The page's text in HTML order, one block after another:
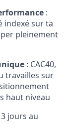
:
indexé sur ta
pleinement
: CAC40,
travailles sur
haut niveau
jours au